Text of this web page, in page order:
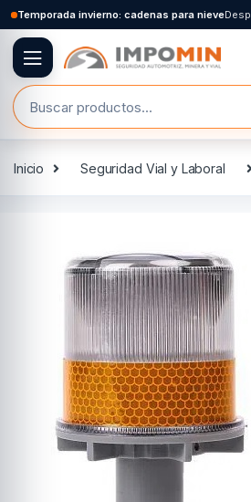
Skip to navigation
Skip to content
Temporada invierno: cadenas para nieve
Buscar por:
Inicio Seguridad Vial y Laboral